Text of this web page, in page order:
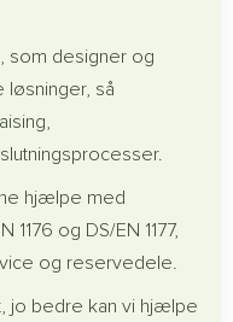
som designer og
så
hjælpe med
og DS/EN 1177,
og reservedele.
jo bedre kan vi hjælpe